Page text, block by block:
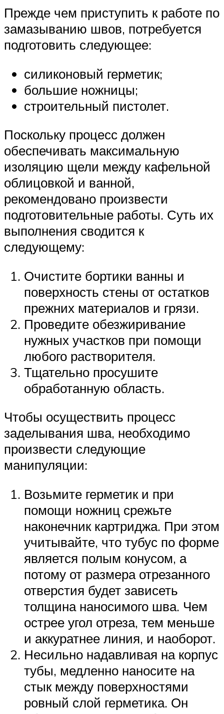
Прежде чем приступить к работе по
замазыванию швов, потребуется
подготовить следующее:
силиконовый герметик;
большие ножницы;
строительный пистолет.
Поскольку процесс должен
обеспечивать максимальную
изоляцию щели между кафельной
облицовкой и ванной,
рекомендовано произвести
подготовительные работы. Суть их
выполнения сводится к
следующему:
Очистите бортики ванны и
поверхность стены от остатков
прежних материалов и грязи.
Проведите обезжиривание
нужных участков при помощи
любого растворителя.
Тщательно просушите
обработанную область.
Чтобы осуществить процесс
заделывания шва, необходимо
произвести следующие
манипуляции:
Возьмите герметик и при
помощи ножниц срежьте
наконечник картриджа. При этом
учитывайте, что тубус по форме
является полым конусом, а
потому от размера отрезанного
отверстия будет зависеть
толщина наносимого шва. Чем
острее угол отреза, тем меньше
и аккуратнее линия, и наоборот.
Несильно надавливая на корпус
тубы, медленно наносите на
стык между поверхностями
ровный слой герметика. Он